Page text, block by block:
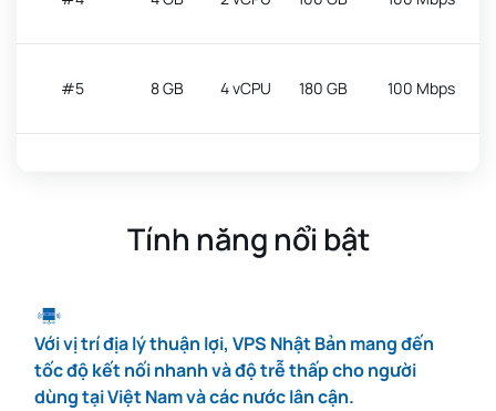
#5 8 GB 4 vCPU 180 GB 100 Mbps
#8 24 GB 12 vCPU 500 GB 100 Mbps
Tính năng nổi bật
Với vị trí địa lý thuận lợi, VPS Nhật Bản mang đến
tốc độ kết nối nhanh và độ trễ thấp cho người
dùng tại Việt Nam và các nước lân cận.